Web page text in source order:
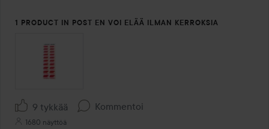
1 PRODUCT IN POST EN VOI ELÄÄ ILMAN KERROKSIA
9 tykkää Kommentoi
1680 näyttöä